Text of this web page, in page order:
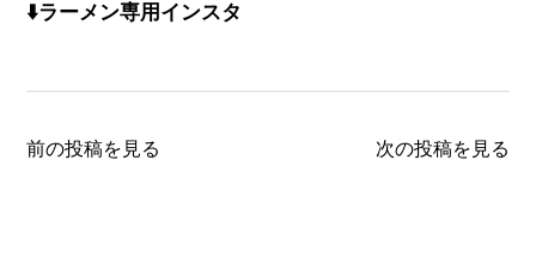
⬇️ラーメン専用インスタ
前の投稿を見る 次の投稿を見る